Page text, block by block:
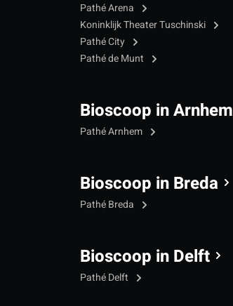
Pathé Arena
Koninklijk Theater Tuschinski
Pathé City
Pathé de Munt
Bioscoop in Arnhem
Pathé Arnhem
Bioscoop in Breda
Pathé Breda
Bioscoop in Delft
Pathé Delft